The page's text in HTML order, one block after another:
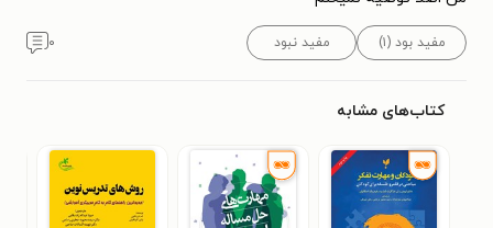
مفید بود (۱) مفید نبود ۰
کتاب‌های مشابه